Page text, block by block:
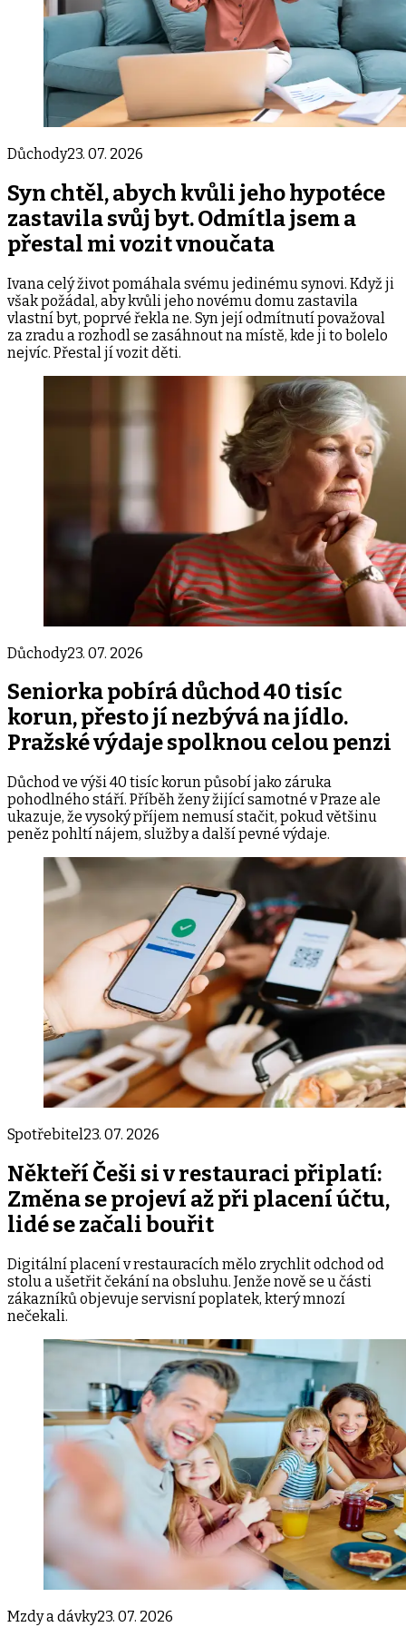
Důchody23. 07. 2026
Syn chtěl, abych kvůli jeho hypotéce
zastavila svůj byt. Odmítla jsem a
přestal mi vozit vnoučata
Ivana celý život pomáhala svému jedinému synovi. Když ji
však požádal, aby kvůli jeho novému domu zastavila
vlastní byt, poprvé řekla ne. Syn její odmítnutí považoval
za zradu a rozhodl se zasáhnout na místě, kde ji to bolelo
nejvíc. Přestal jí vozit děti.
Důchody23. 07. 2026
Seniorka pobírá důchod 40 tisíc
korun, přesto jí nezbývá na jídlo.
Pražské výdaje spolknou celou penzi
Důchod ve výši 40 tisíc korun působí jako záruka
pohodlného stáří. Příběh ženy žijící samotné v Praze ale
ukazuje, že vysoký příjem nemusí stačit, pokud většinu
peněz pohltí nájem, služby a další pevné výdaje.
Spotřebitel23. 07. 2026
Někteří Češi si v restauraci připlatí:
Změna se projeví až při placení účtu,
lidé se začali bouřit
Digitální placení v restauracích mělo zrychlit odchod od
stolu a ušetřit čekání na obsluhu. Jenže nově se u části
zákazníků objevuje servisní poplatek, který mnozí
nečekali.
Mzdy a dávky23. 07. 2026